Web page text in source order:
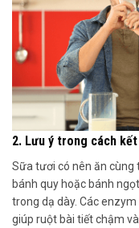
2. Lưu ý trong cách
Sữa tươi có nên ăn
bánh quy hoặc bánh
trong dạ dày. Các
giúp ruột bài tiết chậm